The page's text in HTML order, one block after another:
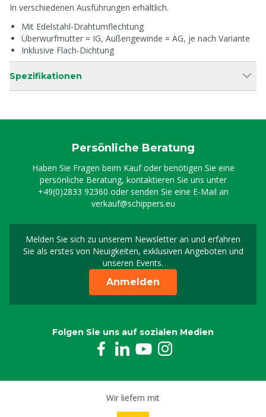
In verschiedenen Ausführungen erhältlich.
Mit Edelstahl-Drahtumflechtung
Überwurfmutter = IG, Außengewinde = AG, je nach Variante
Inklusive Flach-Dichtung
Spezifikationen
Persönliche Beratung
Haben Sie Fragen beim Kauf oder benötigen Sie eine
persönliche Beratung, kontaktieren Sie uns unter
+49(0)2833 92360 oder senden Sie eine E-Mail an
verkauf@schippers.eu
Melden Sie sich zu unserem Newsletter an und erfahren
Sie als erstes von Neuigkeiten, exklusiven Angeboten und
unseren Events.
Melden Sie sich für
Anmelden
Folgen Sie uns auf sozialen Medien
Wir liefern mit